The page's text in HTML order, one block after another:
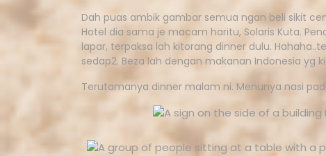
Dah puas ambik gambar semua ngan beli sikit
Hotel dia sama je macam haritu, Solaris Kuta.
lapar, terpaksa lah kitorang dinner dulu.
sedap2. Beza lah dengan makanan Indonesia yg
Terutamanya dinner malam ni. Menunya nasi